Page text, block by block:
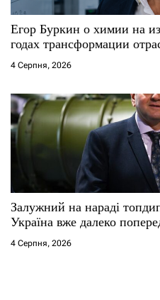
Егор Буркин о химии на
годах трансформации
4 Серпня, 2026
Залужний на нараді
Україна вже далеко
4 Серпня, 2026